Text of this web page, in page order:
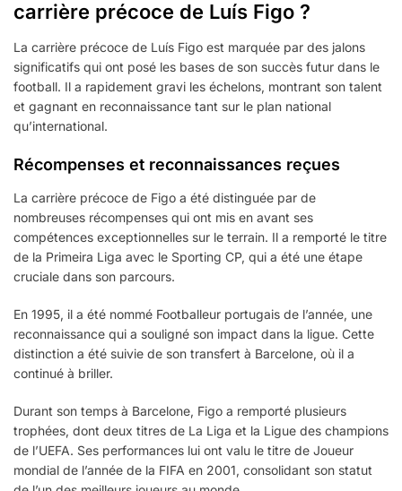
carrière précoce de Luís Figo ?
La carrière précoce de Luís Figo est marquée par des jalons
significatifs qui ont posé les bases de son succès futur dans le
football. Il a rapidement gravi les échelons, montrant son talent
et gagnant en reconnaissance tant sur le plan national
qu’international.
Récompenses et reconnaissances reçues
La carrière précoce de Figo a été distinguée par de
nombreuses récompenses qui ont mis en avant ses
compétences exceptionnelles sur le terrain. Il a remporté le titre
de la Primeira Liga avec le Sporting CP, qui a été une étape
cruciale dans son parcours.
En 1995, il a été nommé Footballeur portugais de l’année, une
reconnaissance qui a souligné son impact dans la ligue. Cette
distinction a été suivie de son transfert à Barcelone, où il a
continué à briller.
Durant son temps à Barcelone, Figo a remporté plusieurs
trophées, dont deux titres de La Liga et la Ligue des champions
de l’UEFA. Ses performances lui ont valu le titre de Joueur
mondial de l’année de la FIFA en 2001, consolidant son statut